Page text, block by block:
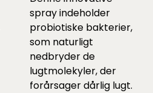
spray indeholder
probiotiske bakterier,
som naturligt
nedbryder de
lugtmolekyler, der
forårsager dårlig lugt.